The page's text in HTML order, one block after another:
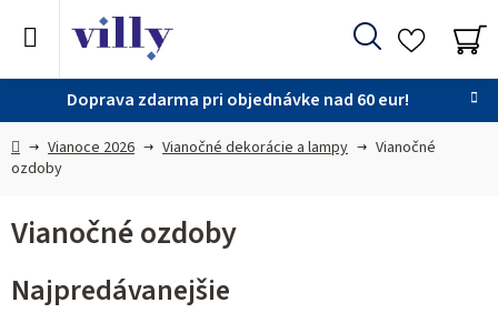
Doprava zdarma pri objednávke nad 60 eur!
Hľadať
DomovVianoce 2026 Vianočné dekorácie a lampy
Vianočné
ozdoby
Vianočné ozdoby
Najpredávanejšie